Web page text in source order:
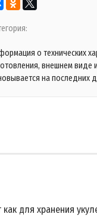
о технических
внешнем виде
на последних
для хранения